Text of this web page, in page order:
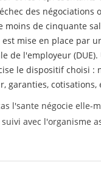
des négociations
moins de cinquante
mise en place par
de l'employeur
le dispositif choisi :
garanties, cotisations,
l'sante négocie elle-
avec l'organisme